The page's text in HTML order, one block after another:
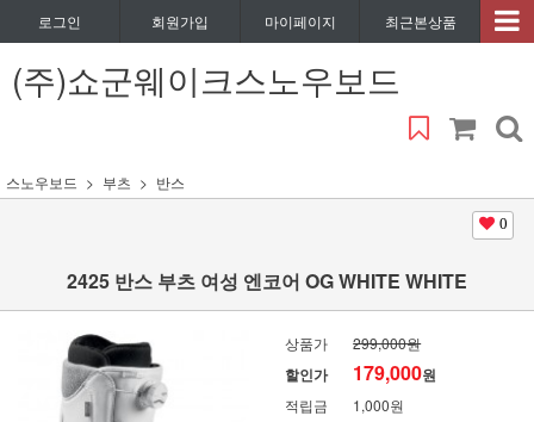
로그인 회원가입 마이페이지 최근본상품
(주)쇼군웨이크스노우보드
스노우보드 부츠 반스
0
2425 반스 부츠 여성 엔코어 OG WHITE WHITE
상품가 299,000원
할인가 179,000원
적립금
1,000원